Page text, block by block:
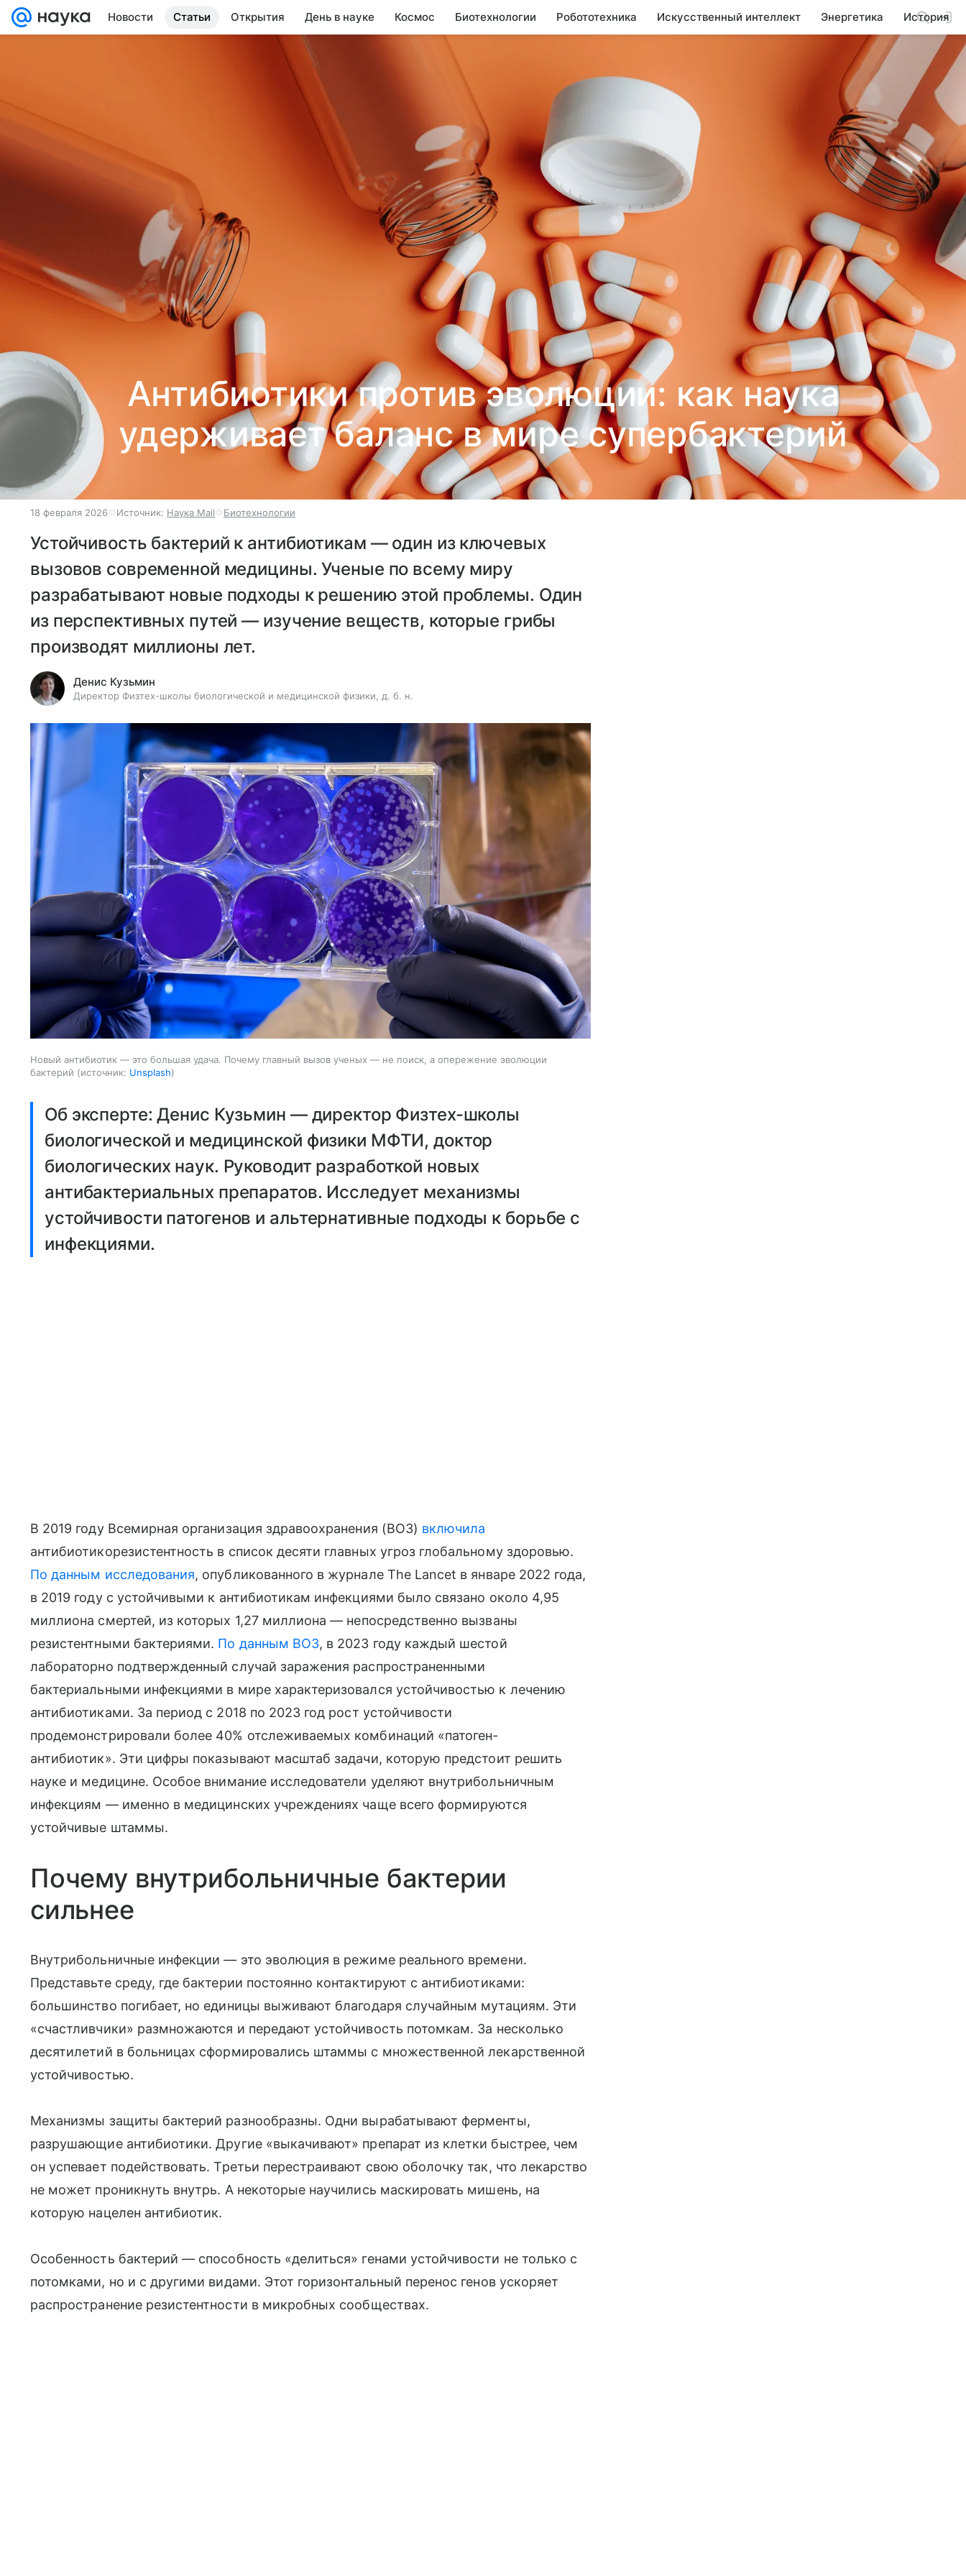
Новости Статьи Открытия День в науке Космос Биотехнологии Робототехника Искусственный интеллект Энергетика История
Антибиотики против эволюции: как наука
удерживает баланс в мире супербактерий
18 февраля 2026 Источник: Наука Mail Биотехнологии
Устойчивость бактерий к антибиотикам — один из ключевых
вызовов современной медицины. Ученые по всему миру
разрабатывают новые подходы к решению этой проблемы. Один
из перспективных путей — изучение веществ, которые грибы
производят миллионы лет.
Денис Кузьмин
Директор Физтех-школы биологической и медицинской физики, д. б. н.
Новый антибиотик — это большая удача. Почему главный вызов ученых — не поиск, а опережение эволюции
бактерий
источник: Unsplash
Об эксперте: Денис Кузьмин — директор Физтех-школы
биологической и медицинской физики МФТИ, доктор
биологических наук. Руководит разработкой новых
антибактериальных препаратов. Исследует механизмы
устойчивости патогенов и альтернативные подходы к борьбе с
инфекциями.
В 2019 году Всемирная организация здравоохранения (ВОЗ) включила
антибиотикорезистентность в список десяти главных угроз глобальному здоровью.
По данным исследования, опубликованного в журнале The Lancet в январе 2022 года,
в 2019 году с устойчивыми к антибиотикам инфекциями было связано около 4,95
миллиона смертей, из которых 1,27 миллиона — непосредственно вызваны
резистентными бактериями. По данным ВОЗ, в 2023 году каждый шестой
лабораторно подтвержденный случай заражения распространенными
бактериальными инфекциями в мире характеризовался устойчивостью к лечению
антибиотиками. За период с 2018 по 2023 год рост устойчивости
продемонстрировали более 40% отслеживаемых комбинаций «патоген-
антибиотик». Эти цифры показывают масштаб задачи, которую предстоит решить
науке и медицине. Особое внимание исследователи уделяют внутрибольничным
инфекциям — именно в медицинских учреждениях чаще всего формируются
устойчивые штаммы.
Почему внутрибольничные бактерии
сильнее
Внутрибольничные инфекции — это эволюция в режиме реального времени.
Представьте среду, где бактерии постоянно контактируют с антибиотиками:
большинство погибает, но единицы выживают благодаря случайным мутациям. Эти
«счастливчики» размножаются и передают устойчивость потомкам. За несколько
десятилетий в больницах сформировались штаммы с множественной лекарственной
устойчивостью.
Механизмы защиты бактерий разнообразны. Одни вырабатывают ферменты,
разрушающие антибиотики. Другие «выкачивают» препарат из клетки быстрее, чем
он успевает подействовать. Третьи перестраивают свою оболочку так, что лекарство
не может проникнуть внутрь. А некоторые научились маскировать мишень, на
которую нацелен антибиотик.
Особенность бактерий — способность «делиться» генами устойчивости не только с
потомками, но и с другими видами. Этот горизонтальный перенос генов ускоряет
распространение резистентности в микробных сообществах.